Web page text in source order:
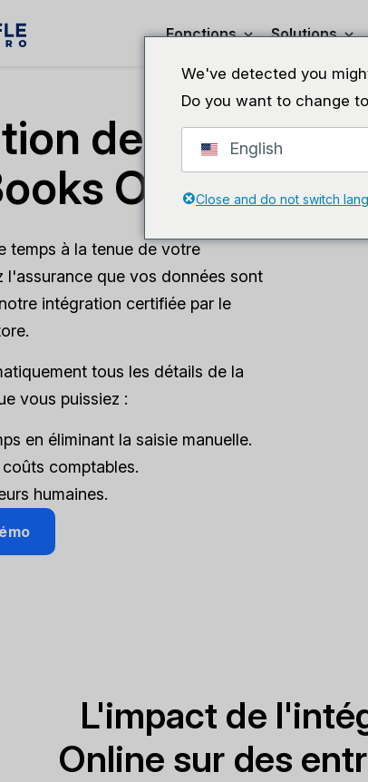
Fonctions Solutions
de
Online
temps à la tenue de votre
l'assurance que vos données sont
intégration certifiée par le
tous les détails de la
vous puissiez :
en éliminant la saisie manuelle.
comptables.
humaines.
L'impact de
Online sur des
We've detected you
Do you want to change
English
Close and do not switch